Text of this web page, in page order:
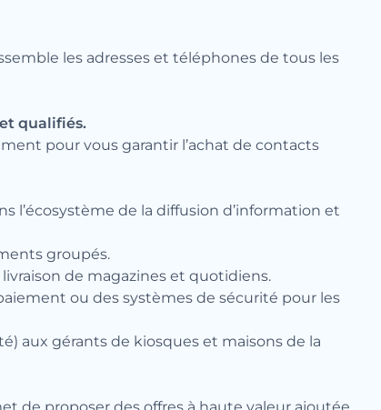
les adresses et téléphones de tous les
qualifiés.
pour vous garantir l’achat de contacts
l’écosystème de la diffusion d’information et
groupés.
de magazines et quotidiens.
ou des systèmes de sécurité pour les
aux gérants de kiosques et maisons de la